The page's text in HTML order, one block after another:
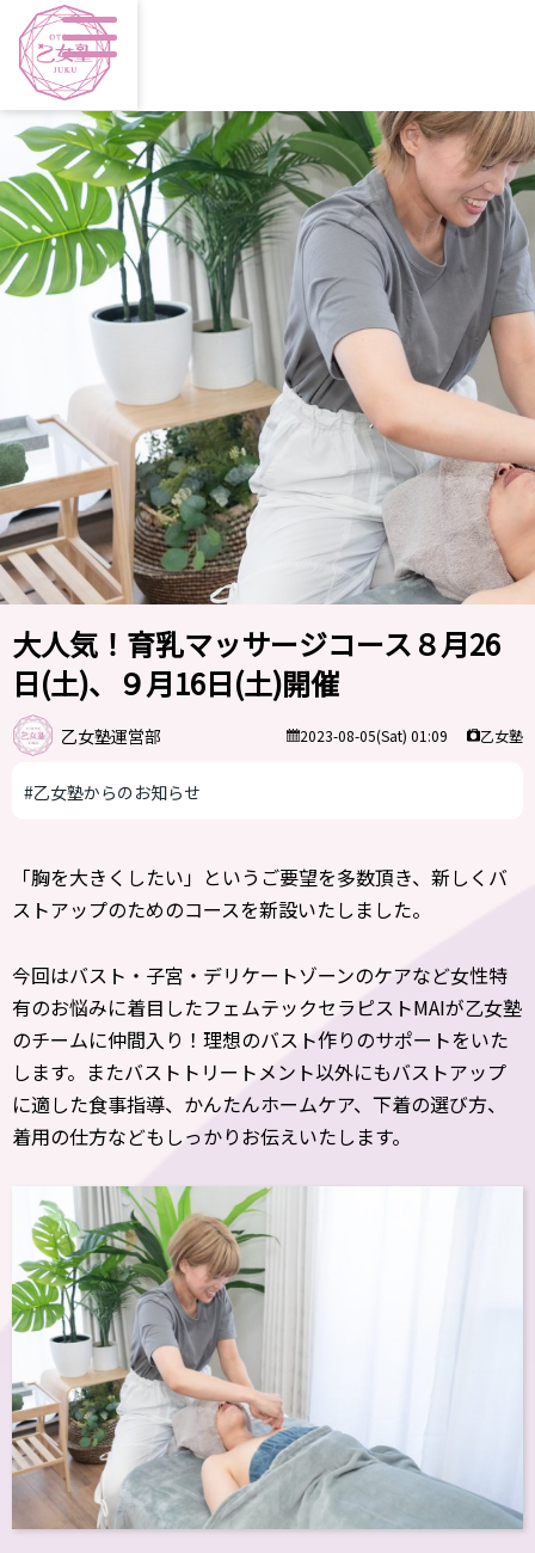
大人気！育乳マッサージコース８月26
日(土)、９月16日(土)開催
乙女塾運営部 2023-08-05(Sat) 01:09 乙女塾
#乙女塾からのお知らせ
「胸を大きくしたい」というご要望を多数頂き、新しくバ
ストアップのためのコースを新設いたしました。
今回はバスト・子宮・デリケートゾーンのケアなど女性特
有のお悩みに着目したフェムテックセラピストMAIが乙女塾
のチームに仲間入り！理想のバスト作りのサポートをいた
します。またバストトリートメント以外にもバストアップ
に適した食事指導、かんたんホームケア、下着の選び方、
着用の仕方などもしっかりお伝えいたします。